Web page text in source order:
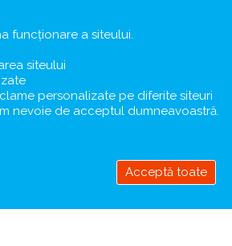
de Vacanță
19
funcționare a siteului.
siteului
personalizate pe diferite siteuri
nevoie de acceptul dumneavoastră.
Acceptă toate
Retrage
acceptul